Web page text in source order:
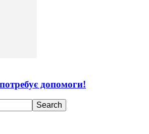
допомоги!